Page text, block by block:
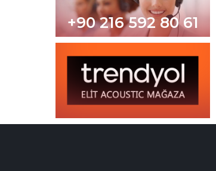
+90 216 592 80 61